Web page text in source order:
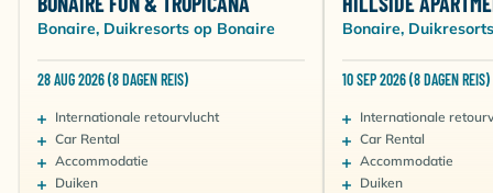
Bonaire, Duikresorts op Bonaire
28 AUG 2026 (8 DAGEN REIS)
Internationale retourvlucht
Car Rental
Accommodatie
Duiken
Bonaire,
10 SEP 2026 (8 DAGEN REIS)
Internationale
Car Rental
Accommodatie
Duiken